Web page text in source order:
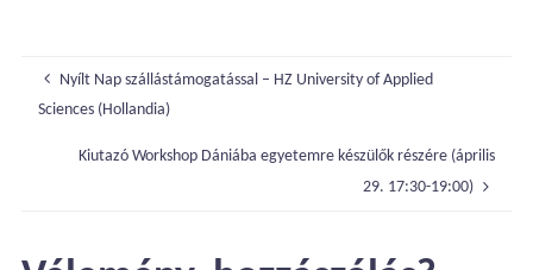
Nyílt Nap szállástámogatással – HZ University of Applied
Sciences (Hollandia)
Kiutazó Workshop Dániába egyetemre készülők részére (április
29. 17:30-19:00)